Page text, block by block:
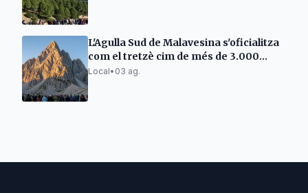
L'Agulla Sud de Malavesina s'oficialitza
com el tretzè cim de més de 3.000
metres de Catalunya
Local• 03 ag.